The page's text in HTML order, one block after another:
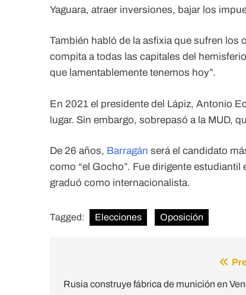
Yaguara, atraer inversiones, bajar los
También habló de la asfixia que sufren los
compita a todas las capitales del
que lamentablemente tenemos hoy”.
En 2021 el presidente del Lápiz, Antonio
lugar. Sin embargo, sobrepasó a la MUD,
De 26 años, Barragán será el candidato
como “el Gocho”. Fue dirigente
graduó como internacionalista.
Tagged: Elecciones Oposición
navigation
Rusia construye fábrica de munición en